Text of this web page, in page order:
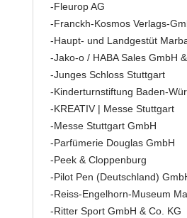
-Fleurop AG
-Franckh-Kosmos Verlags-
-Haupt- und Landgestüt
-Jako-o / HABA Sales GmbH
-Junges Schloss Stuttgart
-Kinderturnstiftung Baden-
-KREATIV | Messe Stuttgart
-Messe Stuttgart GmbH
-Parfümerie Douglas GmbH
-Peek & Cloppenburg
-Pilot Pen (Deutschland)
-Reiss-Engelhorn-Museum
-Ritter Sport GmbH & Co. KG